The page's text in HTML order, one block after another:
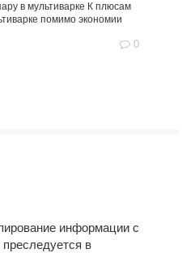
в мультиварке К плюсам
помимо экономии
0
информации с
преследуется в